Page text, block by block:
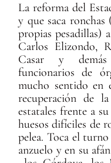
La reforma del
y que saca
propias pesadillas)
Carlos Elizondo,
Casar y demás
funcionarios de
mucho sentido en
recuperación de
estatales frente a
huesos difíciles de
pelea. Toca el
anzuelo y en su